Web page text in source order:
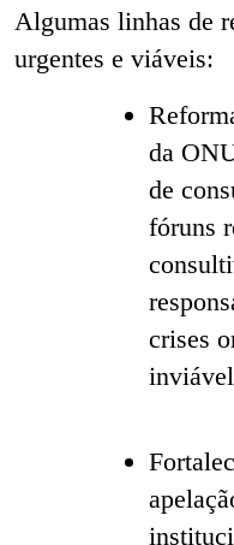
Algumas linhas de
urgentes e viáveis:
da
de
fóruns
crises